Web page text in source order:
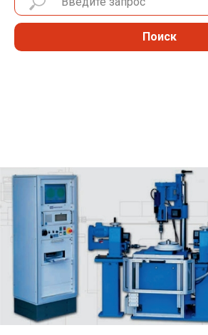
Поиск